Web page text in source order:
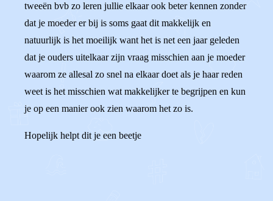
tweeën bvb zo leren jullie elkaar ook beter kennen zonder
dat je moeder er bij is soms gaat dit makkelijk en
natuurlijk is het moeilijk want het is net een jaar geleden
dat je ouders uitelkaar zijn vraag misschien aan je moeder
waarom ze allesal zo snel na elkaar doet als je haar reden
weet is het misschien wat makkelijker te begrijpen en kun
je op een manier ook zien waarom het zo is.
Hopelijk helpt dit je een beetje